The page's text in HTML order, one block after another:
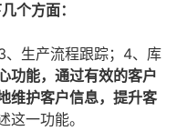
个方面：
、生产流程跟踪；4、库
功能，通过有效的客户
维护客户信息，提升客
这一功能。